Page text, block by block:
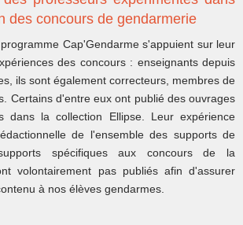
des concours de gendarmerie
Cap'Gendarme s'appuient sur leur
des concours : enseignants depuis
ils sont également correcteurs, membres de
Certains d'entre eux ont publié des ouvrages
dans la collection Ellipse. Leur expérience
de l'ensemble des supports de
spécifiques aux concours de la
volontairement pas publiés afin d'assurer
à nos élèves gendarmes.